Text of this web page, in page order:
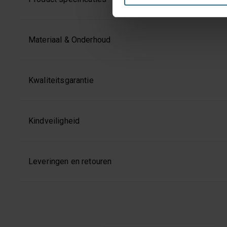
Materiaal & Onderhoud
Kwaliteitsgarantie
Kindveiligheid
Leveringen en retouren